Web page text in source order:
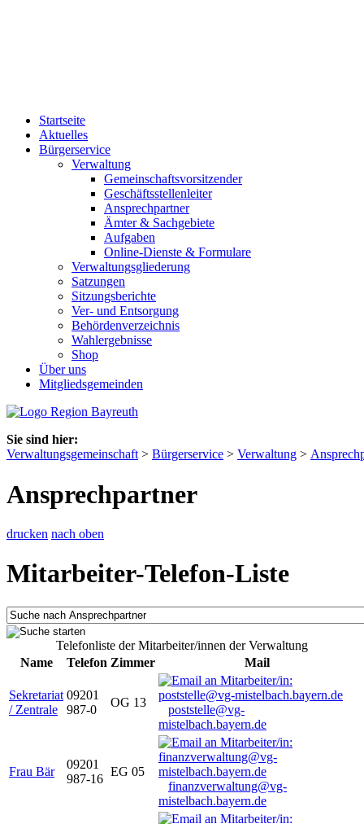
Startseite
Aktuelles
Bürgerservice
Verwaltung
Gemeinschaftsvorsitzender
Geschäftsstellenleiter
Ansprechpartner
Ämter & Sachgebiete
Aufgaben
Online-Dienste & Formulare
Verwaltungsgliederung
Satzungen
Sitzungsberichte
Ver- und Entsorgung
Behördenverzeichnis
Wahlergebnisse
Shop
Über uns
Mitgliedsgemeinden
Sie sind hier:
Verwaltungsgemeinschaft > Bürgerservice > Verwaltung >
Ansprechpartner
drucken nach oben
Mitarbeiter-Telefon-Liste
Telefonliste der Mitarbeiter/innen der Verwaltung
Name
Telefon Zimmer Mail
Sekretariat
/ Zentrale
09201
987-0
OG 13
poststelle@vg-
mistelbach.bayern.de
Frau Bär
09201
987-16
EG 05
finanzverwaltung@vg-
mistelbach.bayern.de